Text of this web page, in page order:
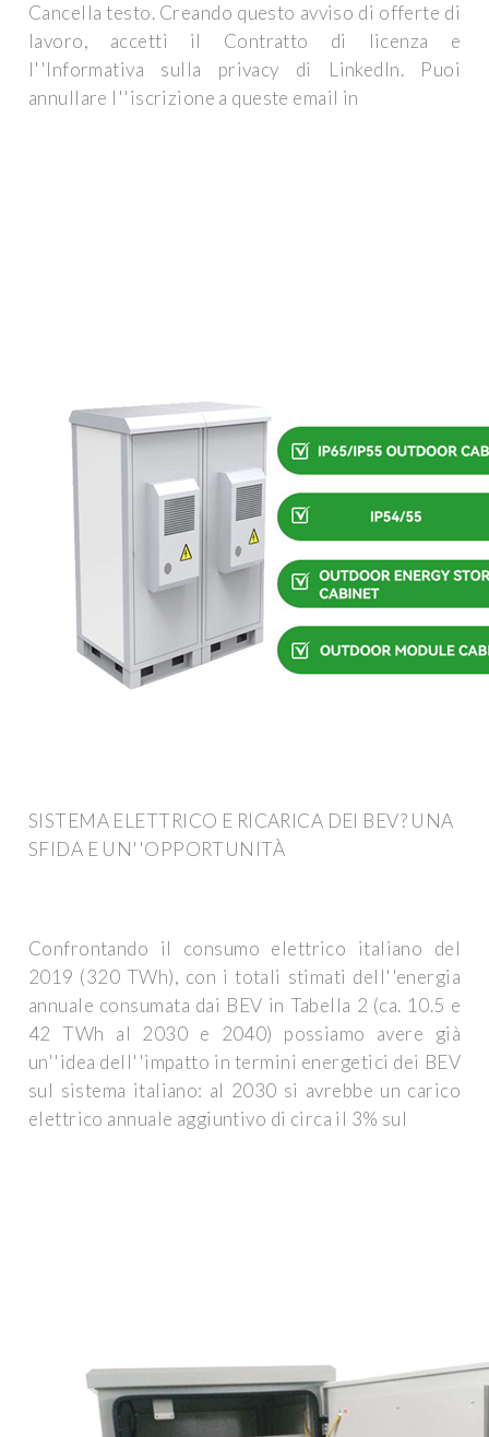
Cancella testo. Creando questo avviso di offerte di
lavoro, accetti il Contratto di licenza e
l''Informativa sulla privacy di LinkedIn. Puoi
annullare l''iscrizione a queste email in
SISTEMA ELETTRICO E RICARICA DEI BEV? UNA
SFIDA E UN''OPPORTUNITÀ
Confrontando il consumo elettrico italiano del
2019 (320 TWh), con i totali stimati dell''energia
annuale consumata dai BEV in Tabella 2 (ca. 10.5 e
42 TWh al 2030 e 2040) possiamo avere già
un''idea dell''impatto in termini energetici dei BEV
sul sistema italiano: al 2030 si avrebbe un carico
elettrico annuale aggiuntivo di circa il 3% sul